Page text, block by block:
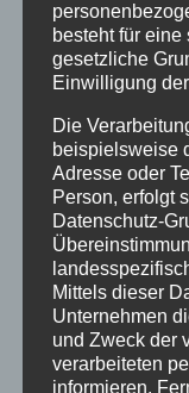
vonSteffen
von 07.06. bis
geschlossen
besteht für
gesetzliche
Einwilligung
Die
beispielsweise
Adresse oder
Person, erfolgt
Datenschutz-
Mittels dieser
Unternehmen
und Zweck der
verarbeiteten
informieren.